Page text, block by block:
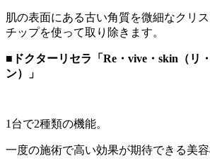
肌の表面にある古い角質を微細なクリ
チップを使って取り除きます。
■ドクターリセラ「Re・vive・skin（リ
ン）」
1台で2種類の機能。
一度の施術で高い効果が期待できる美容